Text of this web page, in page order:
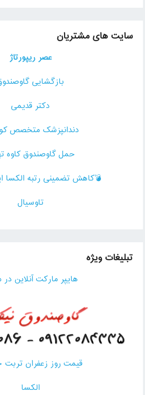
سایت های مشتریان
عصر ریپورتاژ
بازگشایی
دکتر قدیمی
دندانپزشک متخصص
حمل گاوصندوق کاوه
💣کاهش تضمینی رتبه الکسا
تاوسیال
تبلیغات ویژه
هایپر مارکت آنلاین
قیمت روز زعفران تربت
الکسا